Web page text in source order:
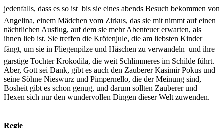
jedenfalls, dass es so ist  bis sie eines abends Besuch bekommen von
Angelina, einem Mädchen vom Zirkus, das sie mit nimmt auf einen
nächtlichen Ausflug, auf dem sie mehr Abenteuer erwarten, als
ihnen lieb ist. Sie treffen die Krötenjule, die am liebsten Kinder
fängt, um sie in Fliegenpilze und Häschen zu verwandeln  und ihre
garstige Tochter Krokodila, die weit Schlimmeres im Schilde führt.
Aber, Gott sei Dank, gibt es auch den Zauberer Kasimir Pokus und
seine Söhne Nieswurz und Pimpernello, die der Meinung sind,
Bosheit gibt es schon genug, und darum sollten Zauberer und
Hexen sich nur den wundervollen Dingen dieser Welt zuwenden.
Regie